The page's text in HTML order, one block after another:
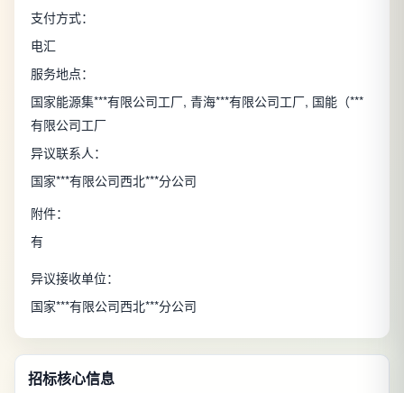
支付方式：
电汇
服务地点：
国家能源集***有限公司工厂, 青海***有限公司工厂, 国能（***
有限公司工厂
异议联系人：
国家***有限公司西北***分公司
附件：
有
异议接收单位：
国家***有限公司西北***分公司
招标核心信息